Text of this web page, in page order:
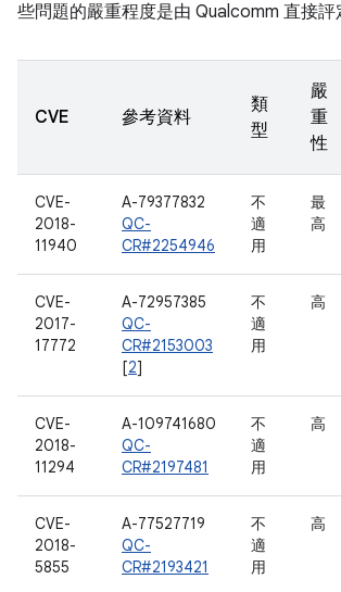
些問題的嚴重程度是由 Qualcomm 直接評
CVE 參考資料
類
型
嚴
重
性
CVE-
2018-
11940
A-79377832
QC-
CR#2254946
不
適
用
最
高
CVE-
2017-
17772
A-72957385
QC-
CR#2153003
[2]
不
適
用
高
CVE-
2018-
11294
A-109741680
QC-
CR#2197481
不
適
用
高
CVE-
2018-
5855
A-77527719
QC-
CR#2193421
不
適
用
高